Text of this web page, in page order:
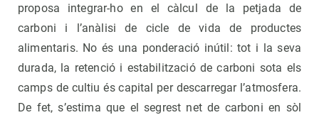
proposa integrar-ho en el càlcul de la petjada de
carboni i l’anàlisi de cicle de vida de productes
alimentaris. No és una ponderació inútil: tot i la seva
durada, la retenció i estabilització de carboni sota els
camps de cultiu és capital per descarregar l’atmosfera.
De fet, s’estima que el segrest net de carboni en sòl